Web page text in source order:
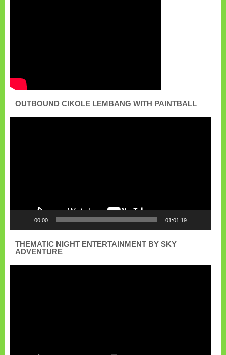
OUTBOUND CIKOLE LEMBANG WITH PAINTBALL
00:00 01:01:19
THEMATIC NIGHT ENTERTAINMENT BY SKY
ADVENTURE